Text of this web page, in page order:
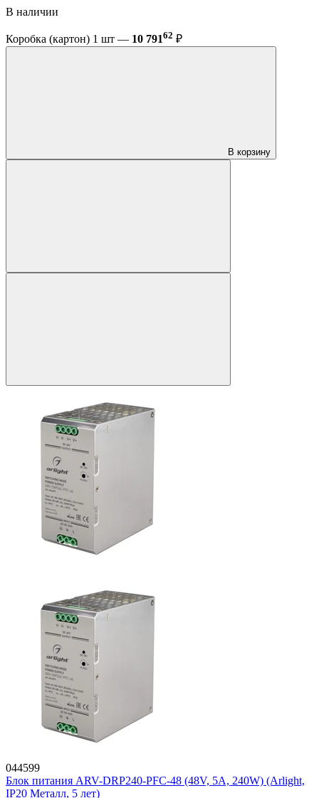
В наличии
Коробка (картон) 1 шт — 10 79162 ₽
В корзину
044599
Блок питания ARV-DRP240-PFC-48 (48V, 5A, 240W) (Arlight,
IP20 Металл, 5 лет)